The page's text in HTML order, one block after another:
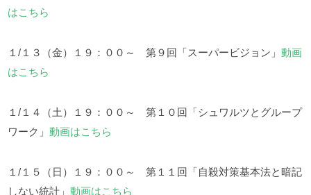
はこちら
１/１３（金）１９：００～ 第９回「スーパービジョン」動画
はこちら
１/１４（土）１９：００～ 第１０回「シュワルツとグループ
ワーク」動画はこちら
１/１５（日）１９：００～ 第１１回「自殺対策基本法と暗記
しない統計」動画はこちら